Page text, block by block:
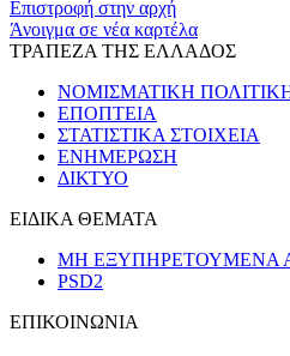
Επιστροφή στην αρχή
Άνοιγμα σε νέα καρτέλα
ΤΡΑΠΕΖΑ ΤΗΣ ΕΛΛΑΔΟΣ
ΝΟΜΙΣΜΑΤΙΚΗ
ΕΠΟΠΤΕΙΑ
ΣΤΑΤΙΣΤΙΚΑ ΣΤΟΙΧΕΙΑ
ΕΝΗΜΕΡΩΣΗ
ΔΙΚΤΥΟ
ΕΙΔΙΚΑ ΘΕΜΑΤΑ
ΜΗ ΕΞΥΠΗΡΕΤΟΥΜΕΝΑ
PSD2
ΕΠΙΚΟΙΝΩΝΙΑ